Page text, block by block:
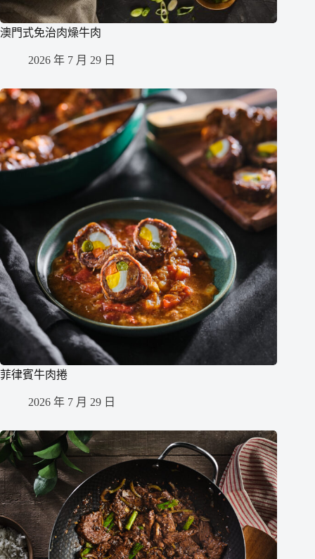
澳門式免治肉燥牛肉
2026 年 7 月 29 日
菲律賓牛肉捲
2026 年 7 月 29 日